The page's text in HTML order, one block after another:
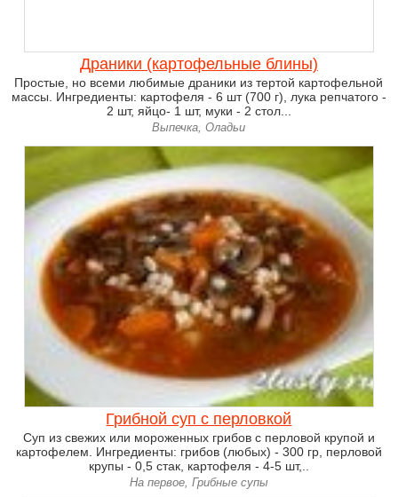
Драники (картофельные блины)
Простые, но всеми любимые драники из тертой картофельной
массы. Ингредиенты: картофеля - 6 шт (700 г), лука репчатого -
2 шт, яйцо- 1 шт, муки - 2 стол...
Выпечка, Оладьи
Грибной суп с перловкой
Суп из свежих или мороженных грибов с перловой крупой и
картофелем. Ингредиенты: грибов (любых) - 300 гр, перловой
крупы - 0,5 стак, картофеля - 4-5 шт,..
На первое, Грибные супы